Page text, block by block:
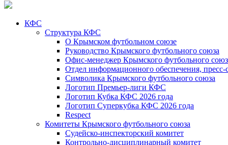
КФС
Структура КФС
О Крымском футбольном союзе
Руководство Крымского футбольного союза
Офис-менеджер Крымского футбольного
Отдел информационного обеспечения, пресс-
Символика Крымского футбольного союза
Логотип Премьер-лиги КФС
Логотип Кубка КФС 2026 года
Логотип Суперкубка КФС 2026 года
Respect
Комитеты Крымского футбольного союза
Судейско-инспекторский комитет
Контрольно-дисциплинарный комитет